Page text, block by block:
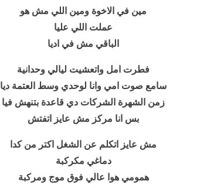
مين في الاخوة ومين اللي مش هو
عملت اللي عليا
الباقي مش في اديا
فطرت امل واتعشيت ليالي وحدانية
سامع صوت امي وانا لوحدي وسط العتمة ديا
زمن الشهرة الشركات دي قاعدة بتنهش فيا
بس انا مركز مش عايز اتفتش
مش عايز اتكلم عن الشغل اكتر من كدا
دماغي مكركبة
همومي هوا عالي فوق موج ومركبة